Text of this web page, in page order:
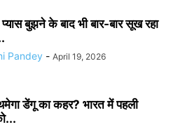
बुझने के बाद भी बार-बार सूख रहा
Pandey - April 19, 2026
डेंगू का कहर? भारत में पहली